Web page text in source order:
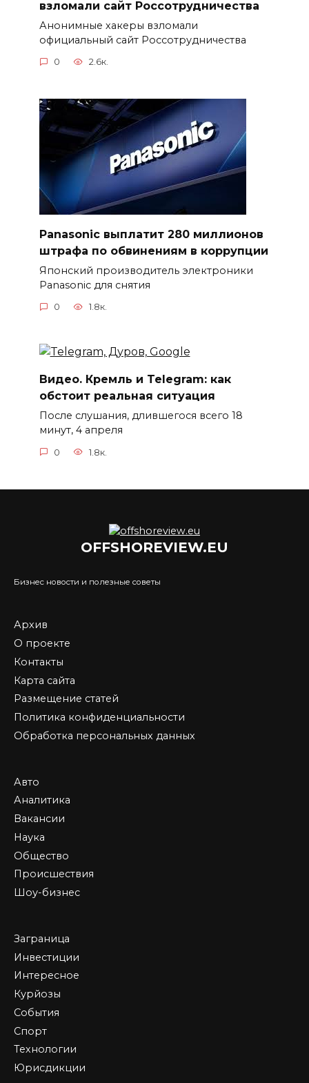
взломали сайт Россотрудничества
Анонимные хакеры взломали
официальный сайт Россотрудничества
0 2.6к.
Panasonic выплатит 280 миллионов
штрафа по обвинениям в коррупции
Японский производитель электроники
Panasonic для снятия
0 1.8к.
Видео. Кремль и Telegram: как
обстоит реальная ситуация
После слушания, длившегося всего 18
минут, 4 апреля
0 1.8к.
OFFSHOREVIEW.EU
Бизнес новости и полезные советы
Архив
О проекте
Контакты
Карта сайта
Размещение статей
Политика конфиденциальности
Обработка персональных данных
Авто
Аналитика
Вакансии
Наука
Общество
Происшествия
Шоу-бизнес
Заграница
Инвестиции
Интересное
Курйозы
События
Спорт
Технологии
Юрисдикции